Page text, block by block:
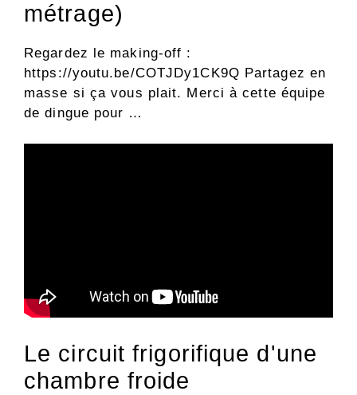
métrage)
Regardez le making-off :
https://youtu.be/COTJDy1CK9Q Partagez en
masse si ça vous plait. Merci à cette équipe
de dingue pour …
Le circuit frigorifique d'une
chambre froide